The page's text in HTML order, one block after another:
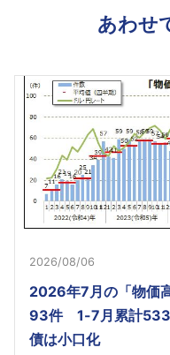
あわせ
2026/08/06
2026年7月の「物価
93件 1-7月累計533
債は小口化